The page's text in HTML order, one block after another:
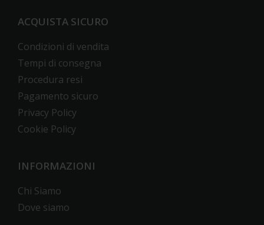
ACQUISTA SICURO
Condizioni di vendita
Tempi di consegna
Procedura resi
Pagamento sicuro
Privacy Policy
Cookie Policy
INFORMAZIONI
Chi Siamo
Dove siamo